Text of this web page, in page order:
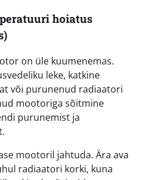
hoiatus
on üle kuumenemas.
leke, katkine
või purunenud radiaatori
mootoriga sõitmine
purunemist ja
mootoril jahtuda. Ära ava
radiaatori korki, kuna